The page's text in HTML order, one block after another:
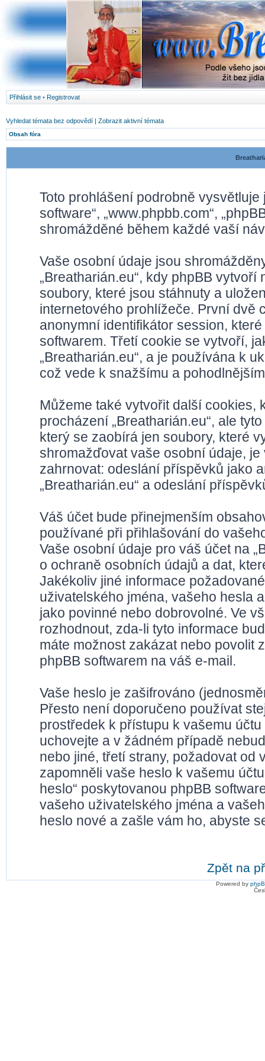
Přihlásit se • Registrovat
Vyhledat témata bez odpovědí | Zobrazit aktivní témata
Obsah fóra
Toto prohlášení podrobně vysvětluje
software“, „www.phpbb.com“,
shromážděné během každé vaší
Vaše osobní údaje jsou
„Breatharián.eu“, kdy phpBB
soubory, které jsou stáhnuty a
internetového prohlížeče. První dvě
anonymní identifikátor session,
softwarem. Třetí cookie se vytvoří,
„Breatharián.eu“, a je používána k
což vede k snažšímu a
Můžeme také vytvořit další cookies,
procházení „Breatharián.eu“, ale
který se zaobírá jen soubory, které
shromažďovat vaše osobní údaje,
zahrnovat: odeslání příspěvků jako
„Breatharián.eu“ a odeslání
Váš účet bude přinejmenším
používané při přihlašování do
Vaše osobní údaje pro váš účet na
o ochraně osobních údajů a dat,
Jakékoliv jiné informace
uživatelského jména, vašeho hesla
jako povinné nebo dobrovolné. Ve
rozhodnout, zda-li tyto informace
máte možnost zakázat nebo povolit
phpBB softwarem na váš e-mail.
Vaše heslo je zašifrováno
Přesto není doporučeno používat
prostředek k přístupu k vašemu
uchovejte a v žádném případě
nebo jiné, třetí strany, požadovat od
zapomněli vaše heslo k vašemu
heslo“ poskytovanou phpBB
vašeho uživatelského jména a
heslo nové a zašle vám ho, abyste
Zpět na
Powered by